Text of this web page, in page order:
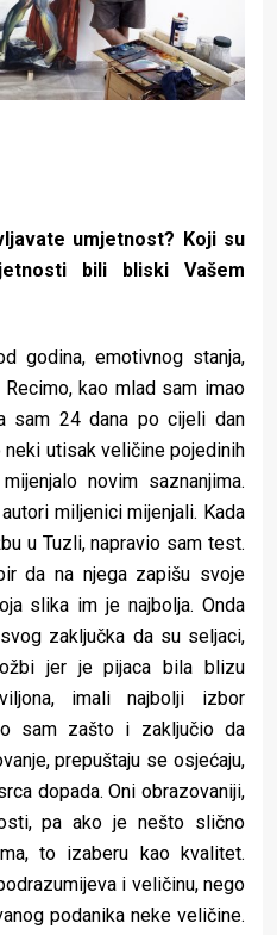
umjetnost? Koji su
bili bliski Vašem
godina, emotivnog stanja,
kao mlad sam imao
sam 24 dana po cijeli dan
utisak veličine pojedinih
novim saznanjima.
miljenici mijenjali. Kada
u Tuzli, napravio sam test.
da na njega zapišu svoje
slika im je najbolja. Onda
zaključka da su seljaci,
jer je pijaca bila blizu
imali najbolji izbor
sam zašto i zaključio da
prepuštaju se osjećaju,
dopada. Oni obrazovaniji,
pa ako je nešto slično
to izaberu kao kvalitet.
i veličinu, nego
podanika neke veličine.